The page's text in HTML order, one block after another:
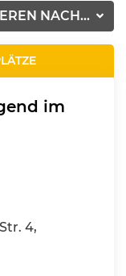
NACH...
im
4,